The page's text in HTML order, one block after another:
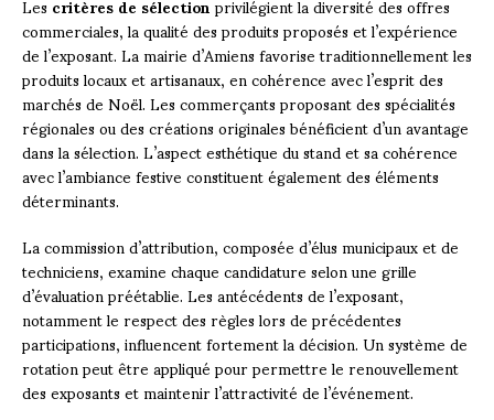
commerciales, la qualité des produits proposés et l’expérience
de l’exposant. La mairie d’Amiens favorise traditionnellement les
produits locaux et artisanaux, en cohérence avec l’esprit des
marchés de Noël. Les commerçants proposant des spécialités
régionales ou des créations originales bénéficient d’un avantage
dans la sélection. L’aspect esthétique du stand et sa cohérence
avec l’ambiance festive constituent également des éléments
déterminants.
La commission d’attribution, composée d’élus municipaux et de
techniciens, examine chaque candidature selon une grille
d’évaluation préétablie. Les antécédents de l’exposant,
notamment le respect des règles lors de précédentes
participations, influencent fortement la décision. Un système de
rotation peut être appliqué pour permettre le renouvellement
des exposants et maintenir l’attractivité de l’événement.